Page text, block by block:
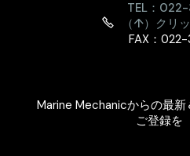
TEL：
（↑）クリ
FAX：
Marine Mechanicからの最
ご登録を